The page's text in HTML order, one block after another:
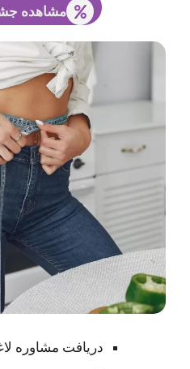
مشاهده
دریافت مشاوره